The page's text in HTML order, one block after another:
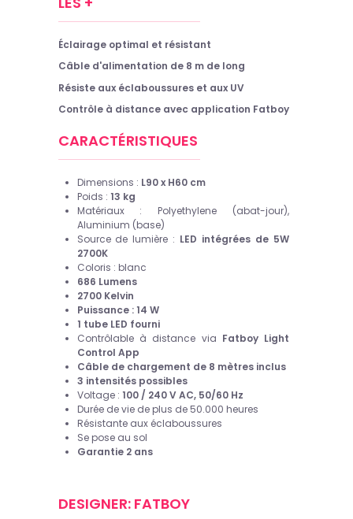
Éclairage optimal et résistant
Câble d'alimentation de 8 m de long
Résiste aux éclaboussures et aux UV
Contrôle à distance avec application Fatboy
CARACTÉRISTIQUES
Dimensions : L90 x H60 cm
Poids : 13 kg
Matériaux : Polyethylene (abat-jour),
Aluminium (base)
Source de lumière : LED intégrées de 5W
2700K
Coloris : blanc
686 Lumens
2700 Kelvin
Puissance : 14 W
1 tube LED fourni
Contrôlable à distance via Fatboy Light
Control App
Câble de chargement de 8 mètres inclus
3 intensités possibles
Voltage : 100 / 240 V AC, 50/60 Hz
Durée de vie de plus de 50.000 heures
Résistante aux éclaboussures
Se pose au sol
Garantie 2 ans
DESIGNER: FATBOY